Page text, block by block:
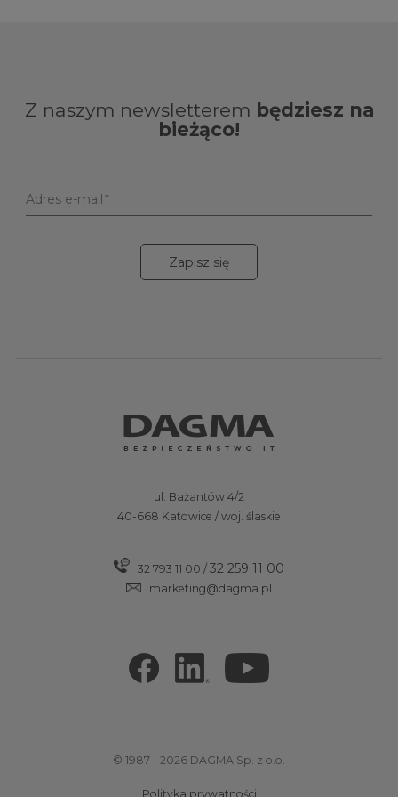
Z naszym newsletterem będziesz na
bieżąco!
Adres e-mail
Zapisz się
ul. Bażantów 4/2
40-668 Katowice / woj. ślaskie
32 793 11 00 / 32 259 11 00
marketing@dagma.pl
© 1987 - 2026 DAGMA Sp. z o.o.
Polityka prywatności